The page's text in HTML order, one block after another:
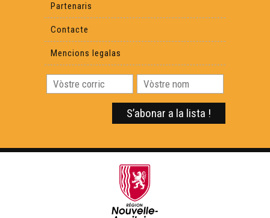
Partenaris
Contacte
Mencions legalas